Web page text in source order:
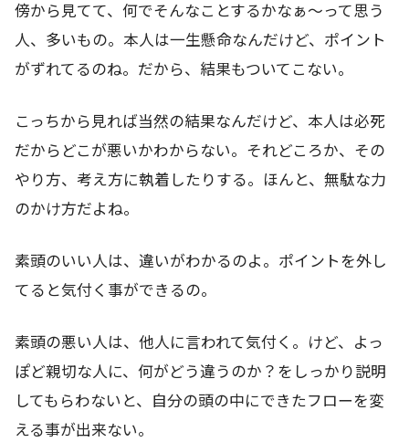
傍から見てて、何でそんなことするかなぁ～って思う
人、多いもの。本人は一生懸命なんだけど、ポイント
がずれてるのね。だから、結果もついてこない。
こっちから見れば当然の結果なんだけど、本人は必死
だからどこが悪いかわからない。それどころか、その
やり方、考え方に執着したりする。ほんと、無駄な力
のかけ方だよね。
素頭のいい人は、違いがわかるのよ。ポイントを外し
てると気付く事ができるの。
素頭の悪い人は、他人に言われて気付く。けど、よっ
ぽど親切な人に、何がどう違うのか？をしっかり説明
してもらわないと、自分の頭の中にできたフローを変
える事が出来ない。